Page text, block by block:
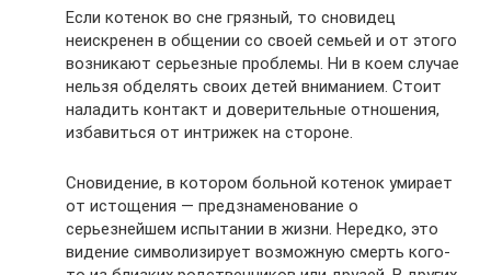
Если котенок во сне грязный, то сновидец
неискренен в общении со своей семьей и от этого
возникают серьезные проблемы. Ни в коем случае
нельзя обделять своих детей вниманием. Стоит
наладить контакт и доверительные отношения,
избавиться от интрижек на стороне.
Сновидение, в котором больной котенок умирает
от истощения — предзнаменование о
серьезнейшем испытании в жизни. Нередко, это
видение символизирует возможную смерть кого-